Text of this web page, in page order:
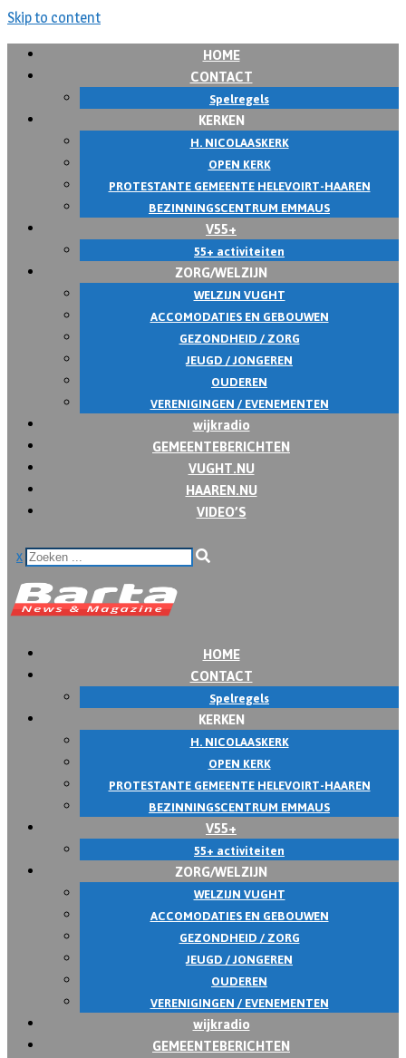
Skip to content
HOME
CONTACT
Spelregels
KERKEN
H. NICOLAASKERK
OPEN KERK
PROTESTANTE GEMEENTE HELEVOIRT-HAAREN
BEZINNINGSCENTRUM EMMAUS
V55+
55+ activiteiten
ZORG/WELZIJN
WELZIJN VUGHT
ACCOMODATIES EN GEBOUWEN
GEZONDHEID / ZORG
JEUGD / JONGEREN
OUDEREN
VERENIGINGEN / EVENEMENTEN
wijkradio
GEMEENTEBERICHTEN
VUGHT.NU
HAAREN.NU
VIDEO’S
x
HOME
CONTACT
Spelregels
KERKEN
H. NICOLAASKERK
OPEN KERK
PROTESTANTE GEMEENTE HELEVOIRT-HAAREN
BEZINNINGSCENTRUM EMMAUS
V55+
55+ activiteiten
ZORG/WELZIJN
WELZIJN VUGHT
ACCOMODATIES EN GEBOUWEN
GEZONDHEID / ZORG
JEUGD / JONGEREN
OUDEREN
VERENIGINGEN / EVENEMENTEN
wijkradio
GEMEENTEBERICHTEN